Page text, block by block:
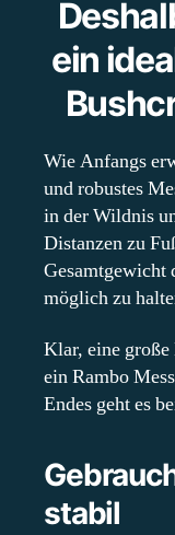
ein
Wie Anfangs
und robustes
in der Wildnis
Distanzen zu
Gesamtgewicht
möglich zu
Klar, eine
ein Rambo
Endes geht es
stabil